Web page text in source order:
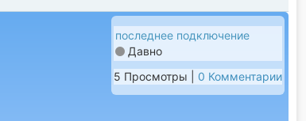
последнее подключение
Давно
5 Просмотры | 0 Комментарии